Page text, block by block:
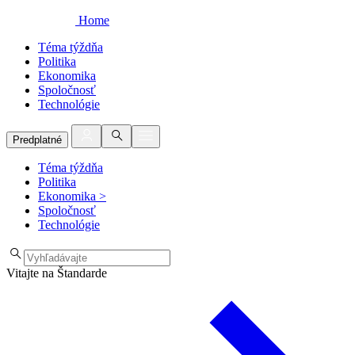
Home
Téma týždňa
Politika
Ekonomika
Spoločnosť
Technológie
Predplatné
Téma týždňa
Politika
Ekonomika >
Spoločnosť
Technológie
Vitajte na Štandarde